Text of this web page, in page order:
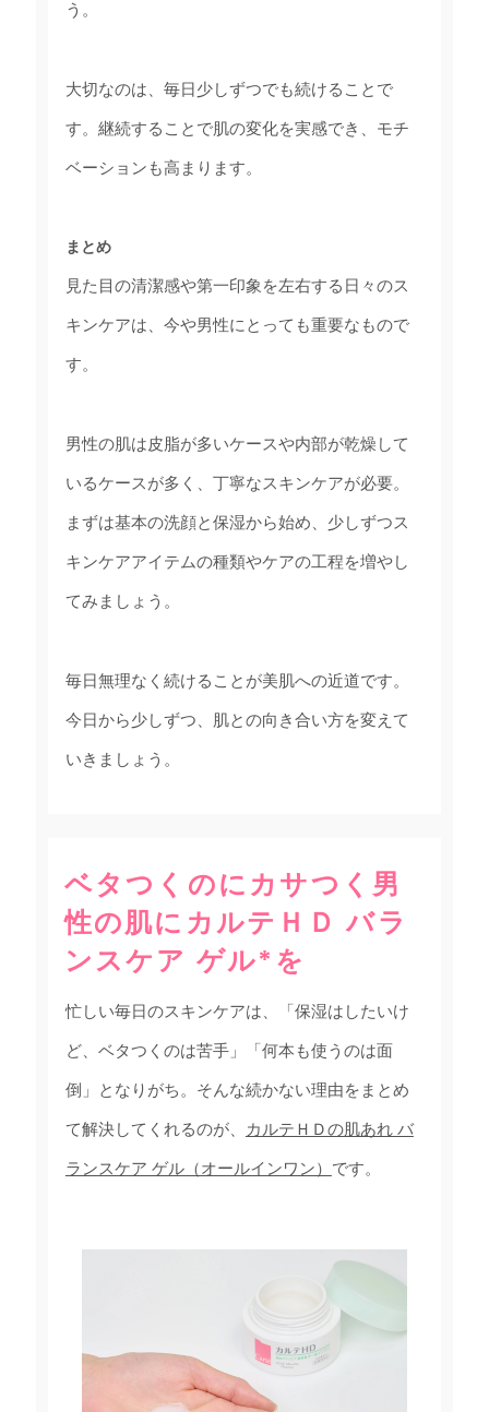
う。
大切なのは、毎日少しずつでも続けることで
す。継続することで肌の変化を実感でき、モチ
ベーションも高まります。
まとめ
見た目の清潔感や第一印象を左右する日々のス
キンケアは、今や男性にとっても重要なもので
す。
男性の肌は皮脂が多いケースや内部が乾燥して
いるケースが多く、丁寧なスキンケアが必要。
まずは基本の洗顔と保湿から始め、少しずつス
キンケアアイテムの種類やケアの工程を増やし
てみましょう。
毎日無理なく続けることが美肌への近道です。
今日から少しずつ、肌との向き合い方を変えて
いきましょう。
ベタつくのにカサつく男
性の肌にカルテＨＤ バラ
ンスケア ゲル*を
忙しい毎日のスキンケアは、「保湿はしたいけ
ど、ベタつくのは苦手」「何本も使うのは面
倒」となりがち。そんな続かない理由をまとめ
て解決してくれるのが、 カルテＨＤの肌あれ バ
ランスケア ゲル（オールインワン） です。